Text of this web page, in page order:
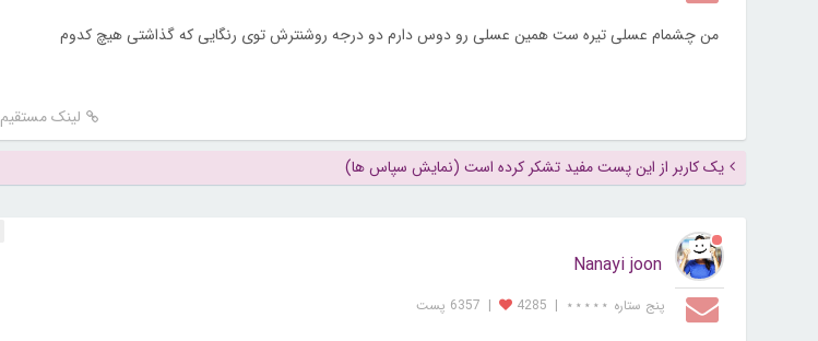
من چشمام عسلی تیره ست همین عسلی رو دوس دارم دو درجه روشنترش توی رنگایی که گذاشتی هیچ کدوم
لینک مستقیم
یک کاربر از این پست مفید تشکر کرده است (نمایش سپاس ها)
Nanayi joon
پنج ستاره ⋆⋆⋆⋆⋆ |
4285
| 6357 پست